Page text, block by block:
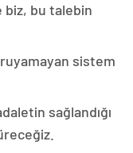
bu talebin
sistem
sağlandığı